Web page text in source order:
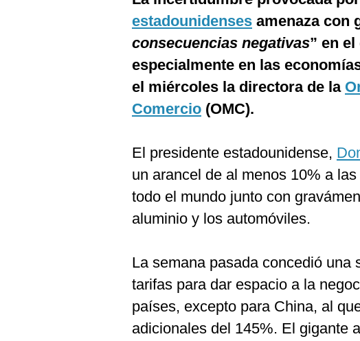
estadounidenses amenaza con
consecuencias negativas” en
especialmente en las
el miércoles la directora de la
Comercio (OMC).
El presidente estadounidense,
un arancel de al menos 10% a
todo el mundo junto con
aluminio y los automóviles.
La semana pasada concedió una
tarifas para dar espacio a la
países, excepto para China, al
adicionales del 145%. El gigante